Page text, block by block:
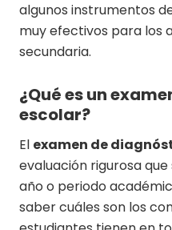
algunos instrumentos
muy efectivos para los
secundaria.
¿Qué es un
escolar?
El examen de
evaluación rigurosa
año o periodo
saber cuáles son los